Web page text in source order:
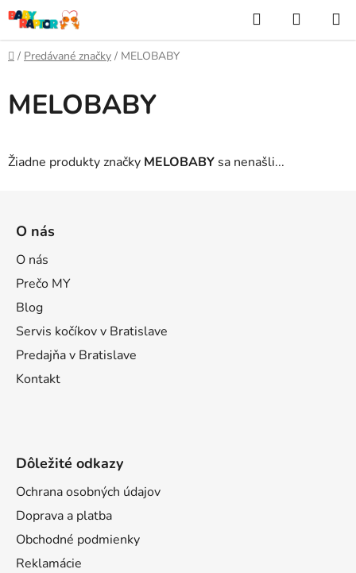
Prejsť
na
obsah
Hľadať
KOŠÍK
Domov
/ Predávané značky / MELOBABY
MELOBABY
Žiadne produkty značky MELOBABY sa nenašli...
O nás
O nás
Prečo MY
Blog
Servis kočíkov v Bratislave
Predajňa v Bratislave
Kontakt
Dôležité odkazy
Ochrana osobných údajov
Doprava a platba
Obchodné podmienky
Reklamácie